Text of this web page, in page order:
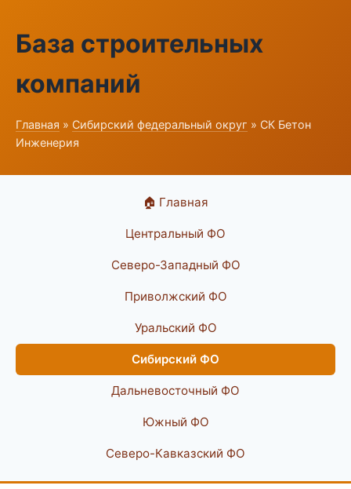
База строительных
компаний
Главная » Сибирский федеральный округ » СК Бетон
Инженерия
🏠 Главная
Центральный ФО
Северо-Западный ФО
Приволжский ФО
Уральский ФО
Сибирский ФО
Дальневосточный ФО
Южный ФО
Северо-Кавказский ФО